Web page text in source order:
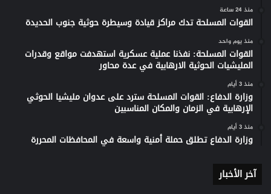
منذ 24 ساعة
القوات المسلحة تدك مراكز قيادة وسيطرة حوثية جنوب الحديدة
منذ يوم واحد
القوات المسلحة: نفذنا عملية عسكرية استهدفت مواقع وقدرات
المليشيات الحوثية الارهابية في عدة محاور
منذ 3 أيام
وزارة الدفاع: القوات المسلحة سترد على عدوان مليشيا الحوثي
الإرهابية في الزمان والمكان المناسبين
منذ 3 أيام
وزارة الدفاع تطلق حملة أمنية واسعة في المحافظات المحررة
آخر الأخبار